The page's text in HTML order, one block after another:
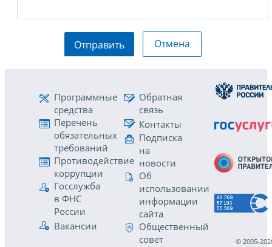
Отправить Отмена
Программные
средства
Перечень
обязательных
требований
Противодействие
коррупции
Госслужба
в ФНС
России
Вакансии
Обратная
связь
Контакты
Подписка
на
новости
Об
использовании
информации
сайта
Общественный
совет
© 2005-